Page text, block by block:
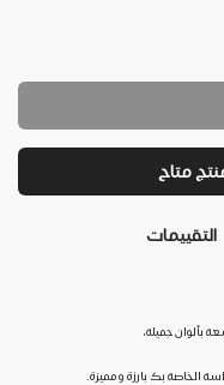
متاح
التقييمات
بألوان جميلة،
الخاصة بك بارزة و مميزة.